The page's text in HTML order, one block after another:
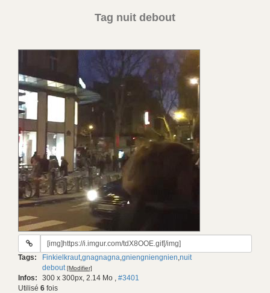
Tag nuit debout
URL
gif:
Tags: Finkielkraut,gnagnagna,gniengniengnien,nuit
debout [Modifier]
Infos: 300 x 300px, 2.14 Mo , #3401
Utilisé 6 fois